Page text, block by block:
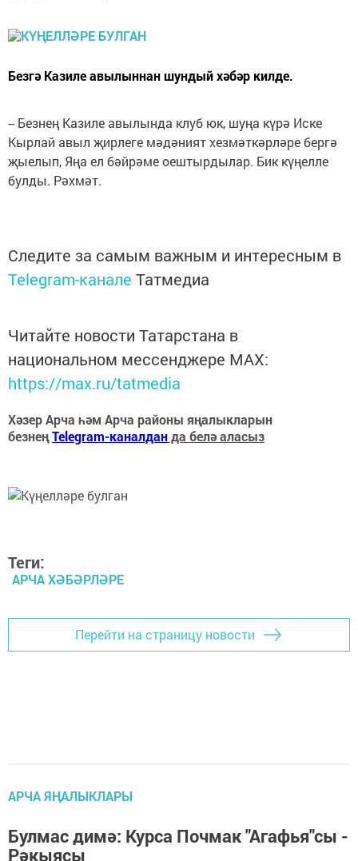
Безгә Казиле авылыннан шундый хәбәр килде.
-- Безнең Казиле авылында клуб юк, шуңа күрә Иске
Кырлай авыл җирлеге мәдәният хезмәткәрләре бергә
җыелып, Яңа ел бәйрәме оештырдылар. Бик күңелле
булды. Рәхмәт.
Следите за самым важным и интересным в
Telegram-канале Татмедиа
Читайте новости Татарстана в
национальном мессенджере MАХ:
https://max.ru/tatmedia
Хәзер Арча һәм Арча районы яңалыкларын
безнеңTelegram-каналданда белә аласыз
Теги:
АРЧА ХӘБӘРЛӘРЕ
Перейти на страницу новости
АРЧА ЯҢАЛЫКЛАРЫ
Булмас димә: Курса Почмак "Агафья"сы -
Рәкыясы